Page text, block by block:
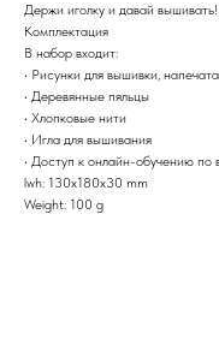
Держи иголку и давай вышивать!
Комплектация
В набор входит:
• Рисунки для вышивки,
• Деревянные пяльцы
• Хлопковые нити
• Игла для вышивания
• Доступ к онлайн-обучению
lwh: 130x180x30 mm
Weight: 100 g